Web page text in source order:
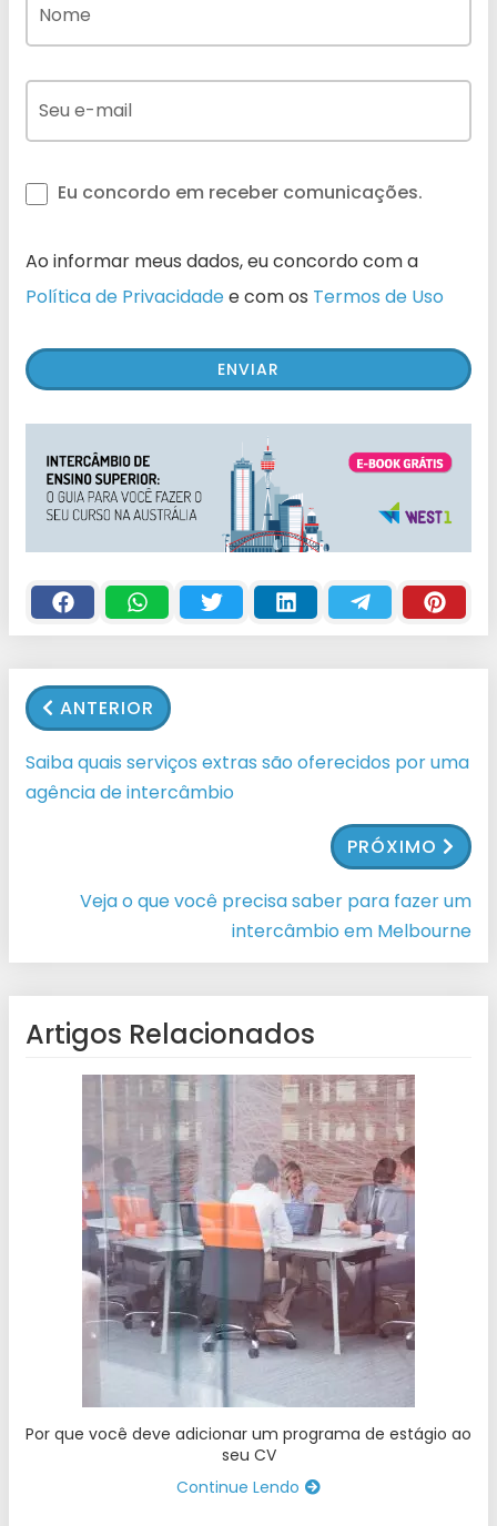
Eu concordo em receber comunicações.
Ao informar meus dados, eu concordo com a
Política de Privacidadee com os Termos de Uso
ANTERIOR
Saiba quais serviços extras são oferecidos por uma
agência de intercâmbio
PRÓXIMO
Veja o que você precisa saber para fazer um
intercâmbio em Melbourne
Artigos Relacionados
Por que você deve adicionar um programa de estágio ao
seu CV
Continue Lendo